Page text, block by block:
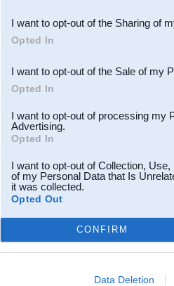
Downstream Participants
third parties.
I want to opt-out of the Sharing of
Opted In
I want to opt-out of the Sale of my
Opted In
I want to opt-out of processing my
Advertising.
Opted In
I want to opt-out of Collection,
of my Personal Data that Is
it was collected.
Opted Out
CONFIRM
Data Deletion